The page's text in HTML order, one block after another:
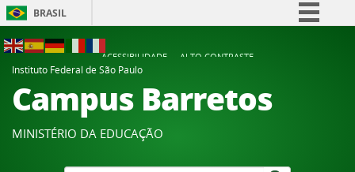
BRASIL
Participe
Acesso à informação
Canais
ACESSIBILIDADE
ALTO CONTRASTE
Instituto Federal de São Paulo
Campus Barretos
MINISTÉRIO DA EDUCAÇÃO